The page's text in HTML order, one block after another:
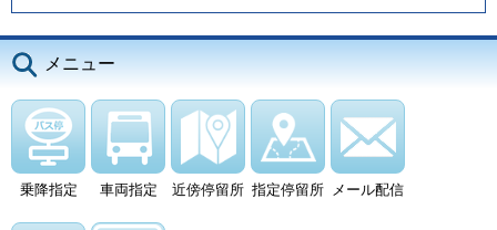
メニュー
乗降指定 車両指定 近傍停留所 指定停留所 メール配信